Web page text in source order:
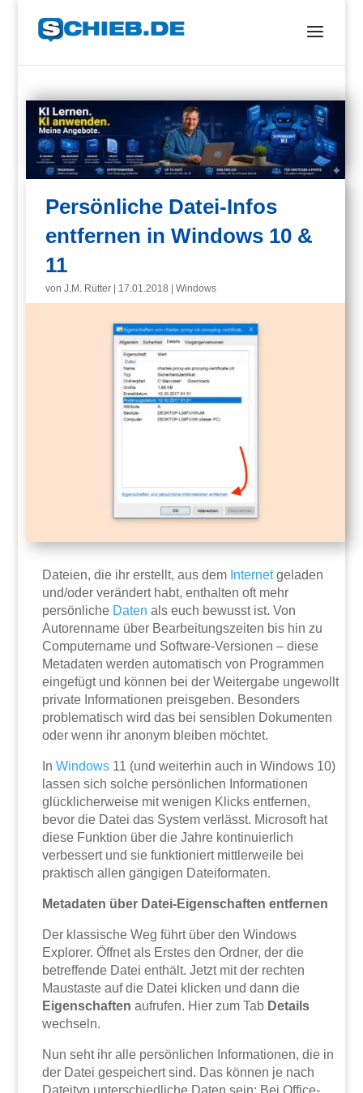
Persönliche Datei-Infos
entfernen in Windows 10 &
11
vonJ.M. Rütter 17.01.2018 |Windows
Dateien, die ihr erstellt, aus dem Internetgeladen
und/oder verändert habt, enthalten oft mehr
persönliche Daten als euch bewusst ist. Von
Autorenname über Bearbeitungszeiten bis hin zu
Computername und Software-Versionen – diese
Metadaten werden automatisch von Programmen
eingefügt und können bei der Weitergabe ungewollt
private Informationen preisgeben. Besonders
problematisch wird das bei sensiblen Dokumenten
oder wenn ihr anonym bleiben möchtet.
InWindows 11 (und weiterhin auch in Windows 10)
lassen sich solche persönlichen Informationen
glücklicherweise mit wenigen Klicks entfernen,
bevor die Datei das System verlässt. Microsoft hat
diese Funktion über die Jahre kontinuierlich
verbessert und sie funktioniert mittlerweile bei
praktisch allen gängigen Dateiformaten.
Metadaten über Datei-Eigenschaften entfernen
Der klassische Weg führt über den Windows
Explorer. Öffnet als Erstes den Ordner, der die
betreffende Datei enthält. Jetzt mit der rechten
Maustaste auf die Datei klicken und dann die
Eigenschaften aufrufen. Hier zum Tab Details
wechseln.
Nun seht ihr alle persönlichen Informationen, die in
der Datei gespeichert sind. Das können je nach